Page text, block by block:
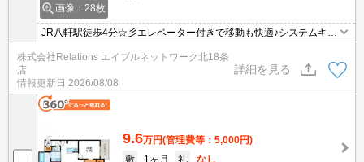
画像：28枚
JR八軒駅徒歩4分☆彡エレベーター付きで移動も快適♪システムキッ
チン・エアコン・浴室追い炊き機能・浴室乾燥機など設備が充実♪徒
歩圏内にスーパー・コンビニ・ドラックストアがあり普段のお買い
株式会社Relations エイブルネットワーク北18条
店
情報更新日 2026/08/08
詳細を見る
9.6万円(管理費等：5,000円)
敷
1ヶ月 礼
なし